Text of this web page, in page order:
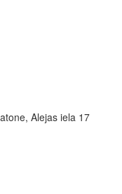
Alejas iela 17